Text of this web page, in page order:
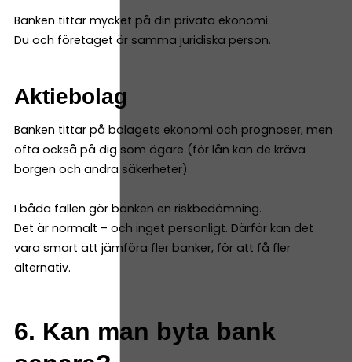
Banken tittar mycket på din privata ekonomi.
Du och företaget är samma juridiska person.
Aktiebolag
Banken tittar på bolagets ekonomi och prognoser, men
ofta också på dig som ägare (för lån kan de kräva
borgen och andra säkerheter).
I båda fallen gör banken en riskbedömning.
Det är normalt – och inget personligt. Därför kan det
vara smart att jämföra fler banker, för att få fler
alternativ.
6. Kan man byta bank